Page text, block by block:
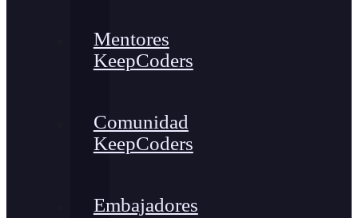
Mentores
KeepCoders
Comunidad
KeepCoders
Embajadores